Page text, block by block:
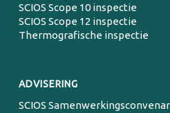
SCIOS Scope 10 inspectie
SCIOS Scope 12 inspectie
Thermografische inspectie
ADVISERING
SCIOS